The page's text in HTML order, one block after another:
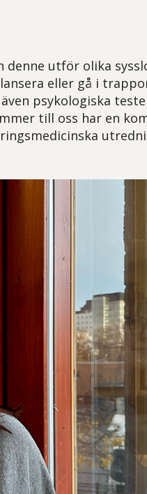
denne utför olika
eller gå i
psykologiska
till oss har en